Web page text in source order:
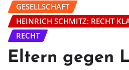
GESELLSCHAFT
HEINRICH SCHMITZ: RECHT
RECHT
Eltern gegen